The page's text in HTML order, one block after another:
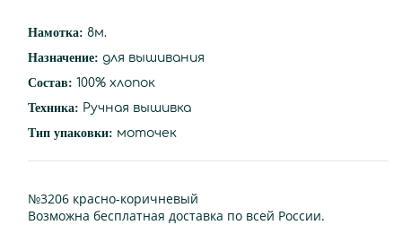
Намотка: 8м.
Назначение: для вышивания
Состав: 100% хлопок
Техника: Ручная вышивка
Тип упаковки: моточек
№3206 красно-коричневый
Возможна бесплатная доставка по всей России.